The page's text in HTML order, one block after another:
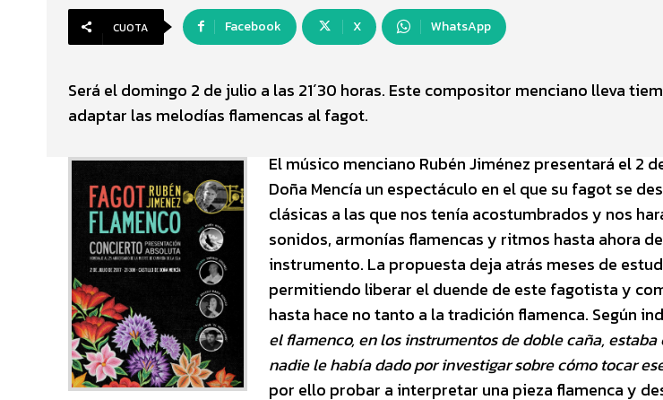
CUOTA Facebook X WhatsApp
Será el domingo 2 de julio a las 21´30 horas. Este compositor menciano lleva
adaptar las melodías flamencas al fagot.
El músico menciano Rubén Jiménez presentará el 2
Doña Mencía un espectáculo en el que su fagot se
clásicas a las que nos tenía acostumbrados y nos
sonidos, armonías flamencas y ritmos hasta ahora
instrumento. La propuesta deja atrás meses de
permitiendo liberar el duende de este fagotista y
hasta hace no tanto a la tradición flamenca. Según
el flamenco, en los instrumentos de doble caña,
nadie le había dado por investigar sobre cómo tocar
por ello probar a interpretar una pieza flamenca y